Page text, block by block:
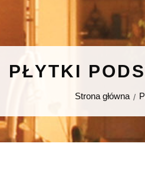
PŁYTKI
Strona główna